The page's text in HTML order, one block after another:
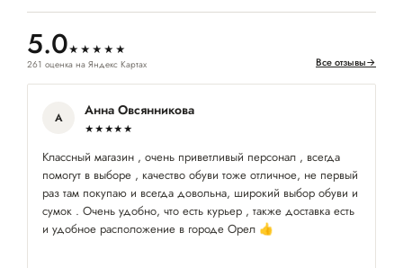
5.0★★★★★
261 оценка на Яндекс Картах Все отзывы→
А Анна Овсянникова
★★★★★
Классный магазин , очень приветливый персонал , всегда
помогут в выборе , качество обуви тоже отличное, не первый
раз там покупаю и всегда довольна, широкий выбор обуви и
сумок . Очень удобно, что есть курьер , также доставка есть
и удобное расположение в городе Орел 👍